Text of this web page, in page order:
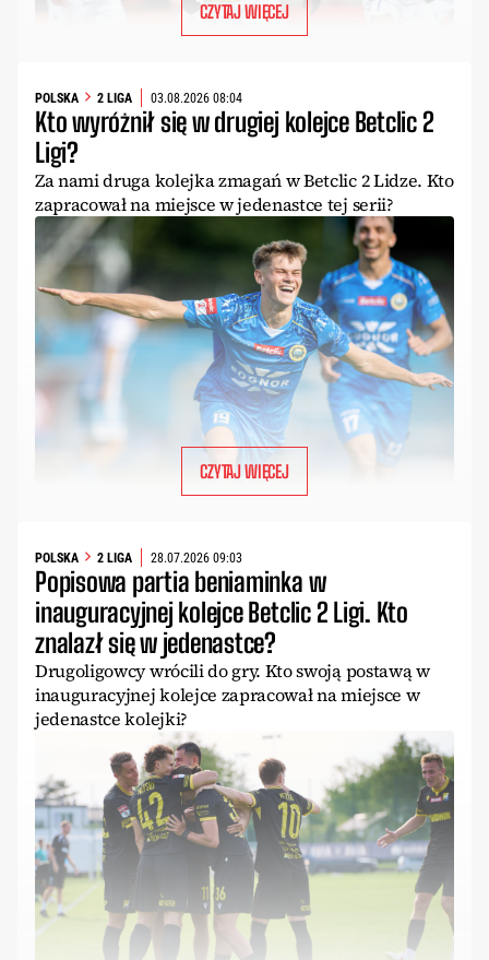
CZYTAJ WIĘCEJ
POLSKA 2 LIGA 03.08.2026 08:04
Kto wyróżnił się w drugiej kolejce Betclic 2
Ligi?
Za nami druga kolejka zmagań w Betclic 2 Lidze. Kto
zapracował na miejsce w jedenastce tej serii?
CZYTAJ WIĘCEJ
POLSKA 2 LIGA 28.07.2026 09:03
Popisowa partia beniaminka w
inauguracyjnej kolejce Betclic 2 Ligi. Kto
znalazł się w jedenastce?
Drugoligowcy wrócili do gry. Kto swoją postawą w
inauguracyjnej kolejce zapracował na miejsce w
jedenastce kolejki?